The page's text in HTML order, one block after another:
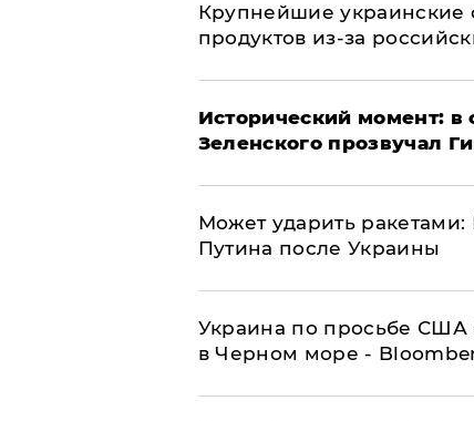
Крупнейшие украинские
продуктов из-за
Исторический момент: в
Зеленского прозвучал
Может ударить
Путина после Украины
Украина по просьбе США
в Черном море -